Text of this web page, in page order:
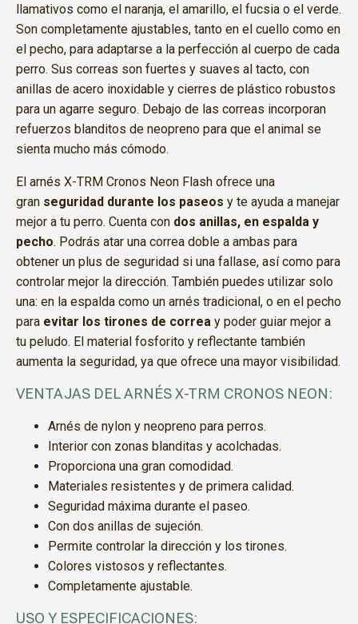
llamativos como el naranja, el amarillo, el fucsia o el verde.
Son completamente ajustables, tanto en el cuello como en
el pecho, para adaptarse a la perfección al cuerpo de cada
perro. Sus correas son fuertes y suaves al tacto, con
anillas de acero inoxidable y cierres de plástico robustos
para un agarre seguro. Debajo de las correas incorporan
refuerzos blanditos de neopreno para que el animal se
sienta mucho más cómodo.
El arnés X-TRM Cronos Neon Flash ofrece una
gran seguridad durante los paseos y te ayuda a manejar
mejor a tu perro. Cuenta con dos anillas, en espalda y
pecho. Podrás atar una correa doble a ambas para
obtener un plus de seguridad si una fallase, así como para
controlar mejor la dirección. También puedes utilizar solo
una: en la espalda como un arnés tradicional, o en el pecho
para evitar los tirones de correa y poder guiar mejor a
tu peludo. El material fosforito y reflectante también
aumenta la seguridad, ya que ofrece una mayor visibilidad.
VENTAJAS DEL ARNÉS X-TRM CRONOS NEON:
Arnés de nylon y neopreno para perros.
Interior con zonas blanditas y acolchadas.
Proporciona una gran comodidad.
Materiales resistentes y de primera calidad.
Seguridad máxima durante el paseo.
Con dos anillas de sujeción.
Permite controlar la dirección y los tirones.
Colores vistosos y reflectantes.
Completamente ajustable.
USO Y ESPECIFICACIONES: